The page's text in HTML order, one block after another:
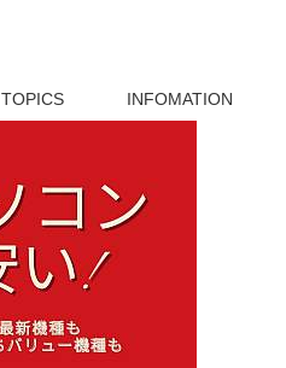
TOPICS INFOMATION